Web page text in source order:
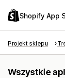
Shopify App
Projekt sklepu
Wszystkie